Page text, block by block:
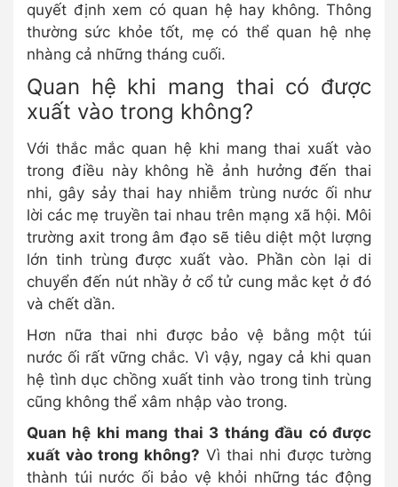
quyết định xem có quan hệ hay không. Thông
thường sức khỏe tốt, mẹ có thể quan hệ nhẹ
nhàng cả những tháng cuối.
Quan hệ khi mang thai có được
xuất vào trong không?
Với thắc mắc quan hệ khi mang thai xuất vào
trong điều này không hề ảnh hưởng đến thai
nhi, gây sảy thai hay nhiễm trùng nước ối như
lời các mẹ truyền tai nhau trên mạng xã hội. Môi
trường axit trong âm đạo sẽ tiêu diệt một lượng
lớn tinh trùng được xuất vào. Phần còn lại di
chuyển đến nút nhầy ở cổ tử cung mắc kẹt ở đó
và chết dần.
Hơn nữa thai nhi được bảo vệ bằng một túi
nước ối rất vững chắc. Vì vậy, ngay cả khi quan
hệ tình dục chồng xuất tinh vào trong tinh trùng
cũng không thể xâm nhập vào trong.
Quan hệ khi mang thai 3 tháng đầu có được
xuất vào trong không? Vì thai nhi được tường
thành túi nước ối bảo vệ khỏi những tác động